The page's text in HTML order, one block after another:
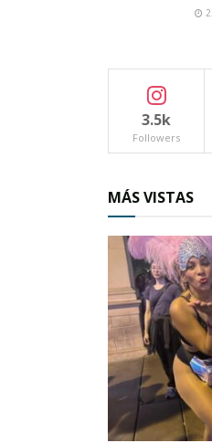
Cada jugador y cada
por su compromiso y
éxito de este evento
para el torneo regular.
Con este torneo,
deportey su
promoción de
permiten a los jóvenes
3.5k
Followers
MÁS VISTAS